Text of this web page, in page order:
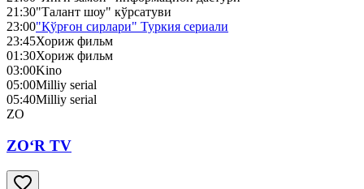
21:30"Талант шоу" кўрсатуви
23:00"Қўрғон сирлари" Туркия сериали
23:45Хориж фильм
01:30Хориж фильм
03:00Kino
05:00Milliy serial
05:40Milliy serial
ZO
ZO‘R TV